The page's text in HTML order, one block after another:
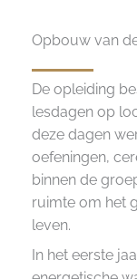
Opbouw van
De opleiding
lesdagen op
deze dagen
oefeningen,
binnen de
ruimte om het
leven.
In het eerste